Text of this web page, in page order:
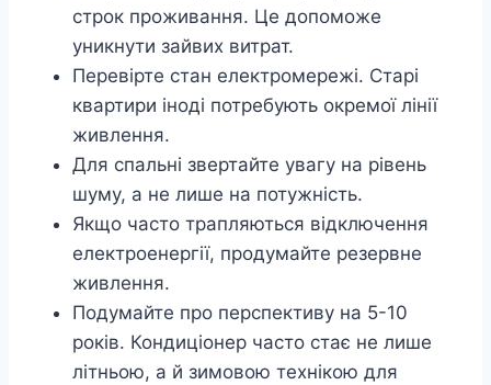
строк проживання. Це допоможе
уникнути зайвих витрат.
Перевірте стан електромережі. Старі
квартири іноді потребують окремої лінії
живлення.
Для спальні звертайте увагу на рівень
шуму, а не лише на потужність.
Якщо часто трапляються відключення
електроенергії, продумайте резервне
живлення.
Подумайте про перспективу на 5-10
років. Кондиціонер часто стає не лише
літньою, а й зимовою технікою для